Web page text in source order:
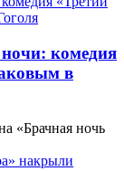
комедия
в
«Брачная ночь